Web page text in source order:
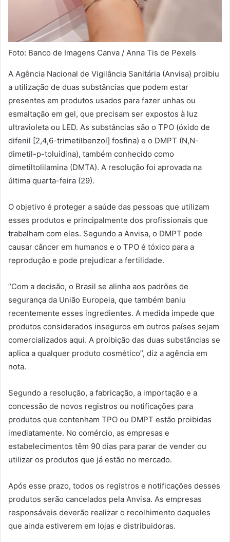
Foto: Banco de Imagens Canva / Anna Tis de Pexels
A Agência Nacional de Vigilância Sanitária (Anvisa) proibiu
a utilização de duas substâncias que podem estar
presentes em produtos usados para fazer unhas ou
esmaltação em gel, que precisam ser expostos à luz
ultravioleta ou LED. As substâncias são o TPO (óxido de
difenil [2,4,6-trimetilbenzol] fosfina) e o DMPT (N,N-
dimetil-p-toluidina), também conhecido como
dimetiltolilamina (DMTA). A resolução foi aprovada na
última quarta-feira (29).
O objetivo é proteger a saúde das pessoas que utilizam
esses produtos e principalmente dos profissionais que
trabalham com eles. Segundo a Anvisa, o DMPT pode
causar câncer em humanos e o TPO é tóxico para a
reprodução e pode prejudicar a fertilidade.
“Com a decisão, o Brasil se alinha aos padrões de
segurança da União Europeia, que também baniu
recentemente esses ingredientes. A medida impede que
produtos considerados inseguros em outros países sejam
comercializados aqui. A proibição das duas substâncias se
aplica a qualquer produto cosmético”, diz a agência em
nota.
Segundo a resolução, a fabricação, a importação e a
concessão de novos registros ou notificações para
produtos que contenham TPO ou DMPT estão proibidas
imediatamente. No comércio, as empresas e
estabelecimentos têm 90 dias para parar de vender ou
utilizar os produtos que já estão no mercado.
Após esse prazo, todos os registros e notificações desses
produtos serão cancelados pela Anvisa. As empresas
responsáveis deverão realizar o recolhimento daqueles
que ainda estiverem em lojas e distribuidoras.